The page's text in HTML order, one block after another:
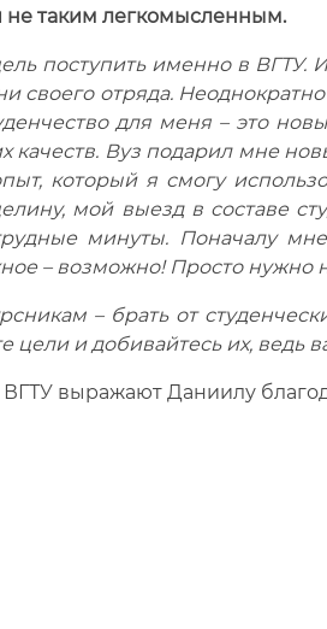
таким легкомысленным.
поступить именно в
своего отряда.
для меня – это
качеств. Вуз подарил мне
который я смогу
мой выезд в составе
минуты. Поначалу мне
– возможно! Просто нужно
– брать от
цели и добивайтесь их, ведь
ВГТУ выражают Даниилу